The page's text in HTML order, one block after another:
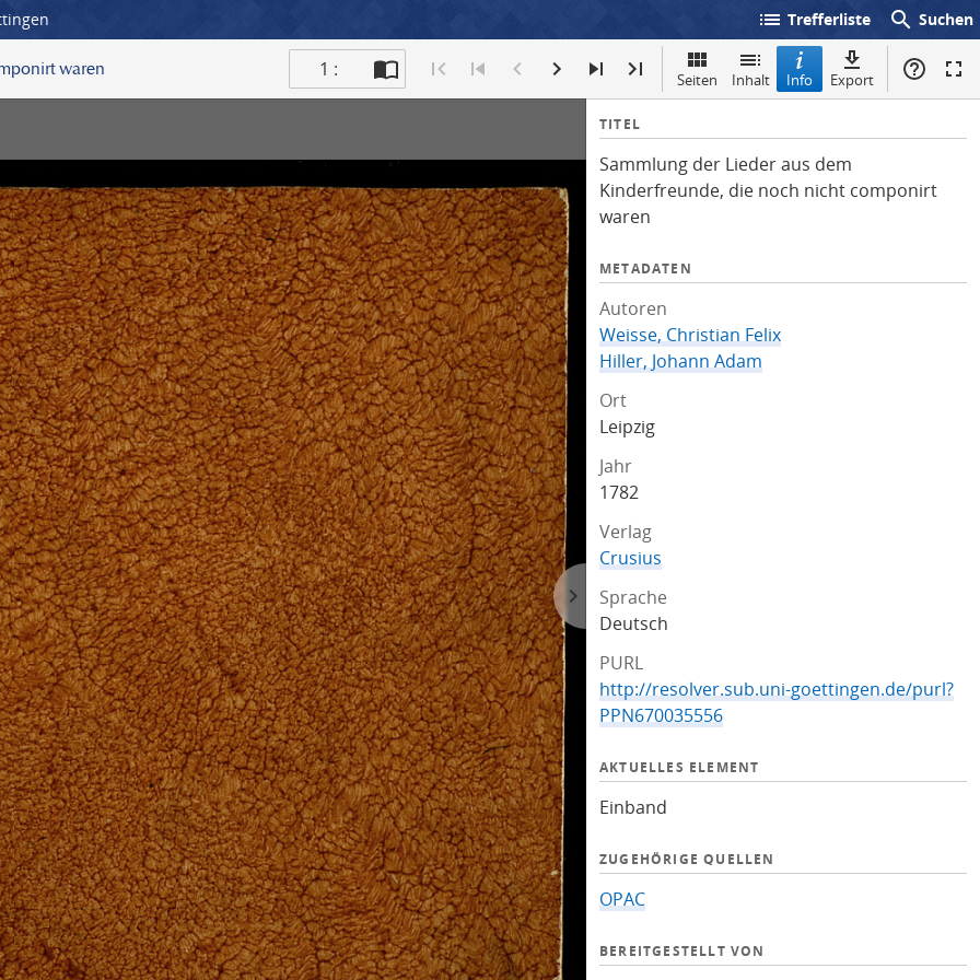
list Trefferliste search Suchen
waren 1 : Seiten Inhalt Info Export
I
f
o
TITEL
Sammlung der Lieder aus dem
Kinderfreunde, die noch nicht componirt
waren
METADATEN
Autoren
Weisse, Christian Felix
Hiller, Johann Adam
Ort
Leipzig
Jahr
1782
Verlag
Crusius
Sprache
Deutsch
PURL
http://resolver.sub.uni-goettingen.de/purl?
PPN670035556
AKTUELLES ELEMENT
Einband
ZUGEHÖRIGE QUELLEN
OPAC
BEREITGESTELLT VON